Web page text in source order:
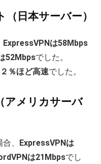
日本サーバー）
ExpressVPNは58Mbps
52Mbpsでした。
％ほど高速でした。
アメリカサーバ
、
ExpressVPNは
は21Mbpsでし